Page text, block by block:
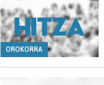
OROKORRA